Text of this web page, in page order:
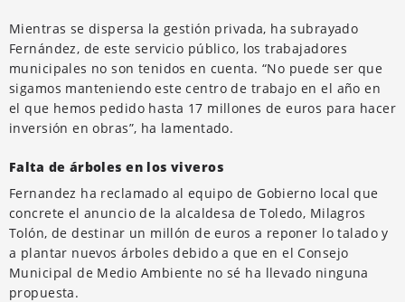
Mientras se dispersa la gestión privada, ha subrayado
Fernández, de este servicio público, los trabajadores
municipales no son tenidos en cuenta. “No puede ser que
sigamos manteniendo este centro de trabajo en el año en
el que hemos pedido hasta 17 millones de euros para hacer
inversión en obras”, ha lamentado.
Falta de árboles en los viveros
Fernandez ha reclamado al equipo de Gobierno local que
concrete el anuncio de la alcaldesa de Toledo, Milagros
Tolón, de destinar un millón de euros a reponer lo talado y
a plantar nuevos árboles debido a que en el Consejo
Municipal de Medio Ambiente no sé ha llevado ninguna
propuesta.